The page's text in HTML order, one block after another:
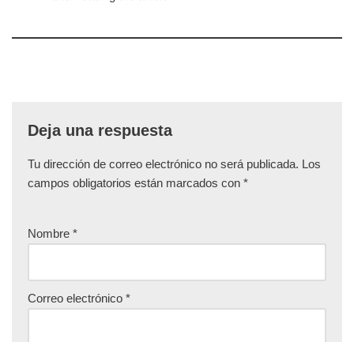
Deja una respuesta
Tu dirección de correo electrónico no será publicada. Los
campos obligatorios están marcados con *
Nombre *
Correo electrónico *